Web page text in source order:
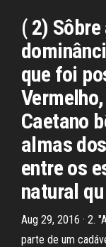
( 2)
que foi
Caetano
almas
entre os
natural qu
Aug 29, 2016 · 2.
parte de um